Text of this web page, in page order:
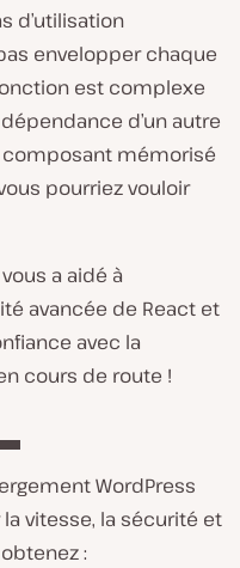
d’utilisation
envelopper chaque
est complexe
d’un autre
composant mémorisé
pourriez vouloir
a aidé à
avancée de React et
avec la
cours de route !
WordPress
vitesse, la sécurité et
: